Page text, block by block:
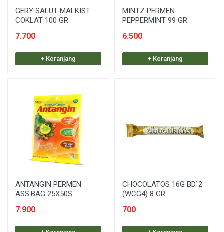
GERY SALUT MALKIST
COKLAT 100 GR
7.700
+ Keranjang
MINTZ PERMEN
PEPPERMINT 99 GR
6.500
+ Keranjang
ANTANGIN PERMEN
ASS.BAG 25X50S
7.900
CHOCOLATOS 16G BD`2
(WCG4) 8 GR
700